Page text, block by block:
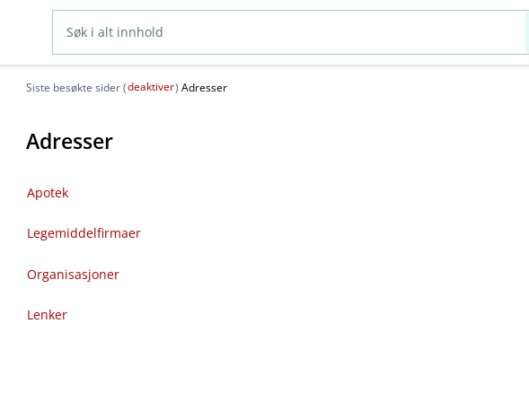
Siste besøkte sider (deaktiver) Adresser
Adresser
Apotek
Legemiddelfirmaer
Organisasjoner
Lenker